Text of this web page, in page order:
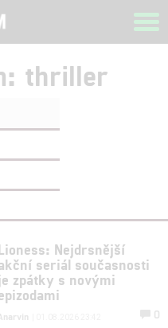
thriller
Nejdrsnější
seriál současnosti
zpátky s novými
0